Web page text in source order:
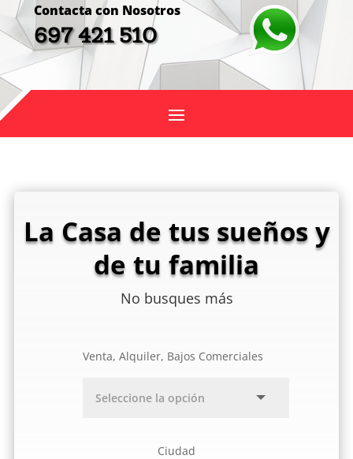
Contacta con Nosotros
697 421 510
La Casa de tus sueños y
de tu familia
No busques más
Venta, Alquiler, Bajos Comerciales
Ciudad